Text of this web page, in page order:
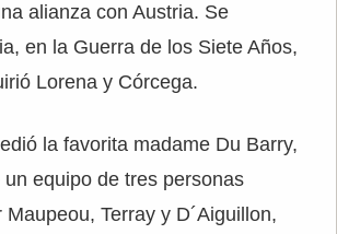
alianza con Austria. Se
en la Guerra de los Siete Años,
Lorena y Córcega.
la favorita madame Du Barry,
equipo de tres personas
Terray y D´Aiguillon,